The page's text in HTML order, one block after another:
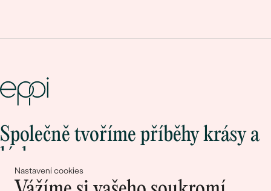
Nastavení cookies
Společně tvoříme příběhy krásy a
lásky